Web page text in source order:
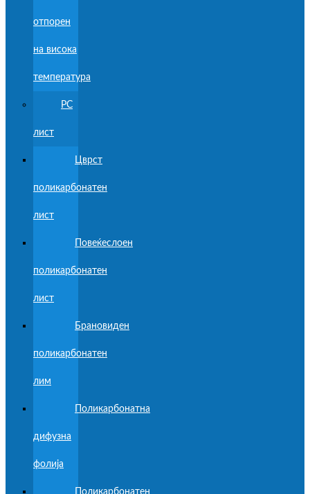
отпорен
на висока
температура
PC
лист
Цврст
поликарбонатен
лист
Повеќеслоен
поликарбонатен
лист
Брановиден
поликарбонатен
лим
Поликарбонатна
дифузна
фолија
Поликарбонатен